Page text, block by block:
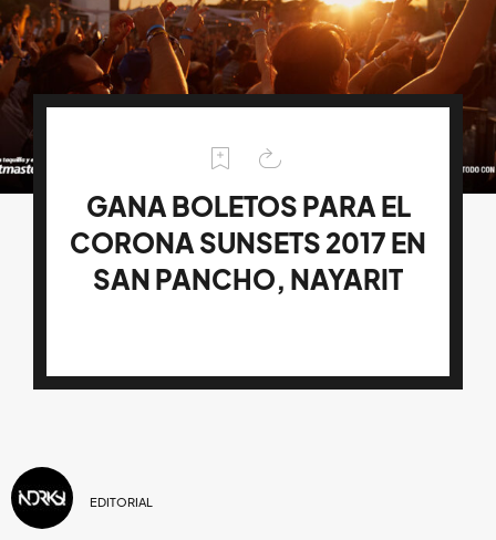
GANA BOLETOS PARA EL
CORONA SUNSETS 2017 EN
SAN PANCHO, NAYARIT
EDITORIAL